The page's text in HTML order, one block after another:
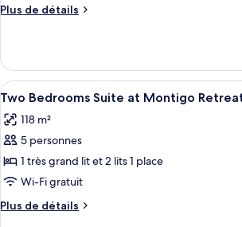
chambre :
jardin
Plus de détails
Plus
le
type
de
Suite,
vue
Afficher
toutes
les
photos
pour
ce
type
de
Un salon
9
Two Bedrooms Suite at Montigo
118 m²
5 personnes
1 très grand lit et 2 lits 1 place
Wi-Fi gratuit
Plus de détails
Plus